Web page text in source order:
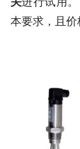
本要求，且价